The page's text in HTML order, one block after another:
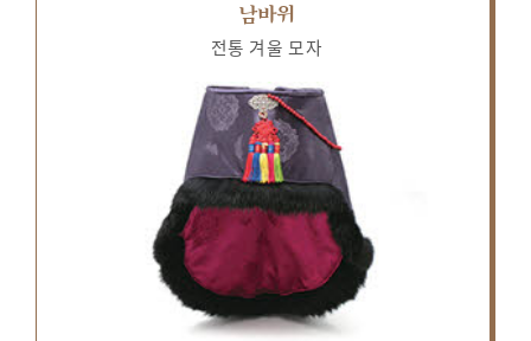
남바위
전통 겨울 모자